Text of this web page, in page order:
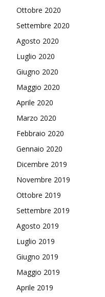
Ottobre 2020
Settembre 2020
Agosto 2020
Luglio 2020
Giugno 2020
Maggio 2020
Aprile 2020
Marzo 2020
Febbraio 2020
Gennaio 2020
Dicembre 2019
Novembre 2019
Ottobre 2019
Settembre 2019
Agosto 2019
Luglio 2019
Giugno 2019
Maggio 2019
Aprile 2019